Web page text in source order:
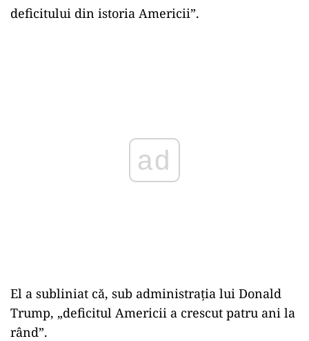
deficitului din istoria Americii”.
ad
El a subliniat că, sub administraţia lui Donald
Trump, „deficitul Americii a crescut patru ani la
rând”.